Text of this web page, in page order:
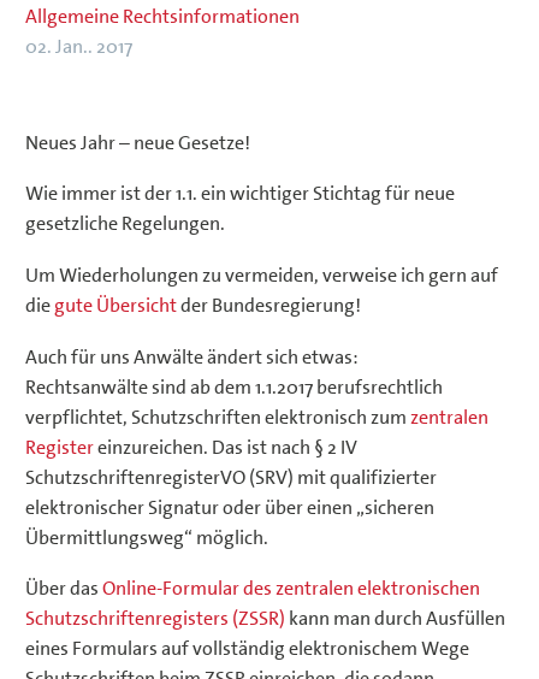
Allgemeine Rechtsinformationen
02. Jan.. 2017
Neues Jahr – neue Gesetze!
Wie immer ist der 1.1. ein wichtiger Stichtag für neue
gesetzliche Regelungen.
Um Wiederholungen zu vermeiden, verweise ich gern auf
diegute Übersichtder Bundesregierung!
Auch für uns Anwälte ändert sich etwas:
Rechtsanwälte sind ab dem 1.1.2017 berufsrechtlich
verpflichtet, Schutzschriften elektronisch zumzentralen
Registereinzureichen. Das ist nach § 2 IV
SchutzschriftenregisterVO (SRV) mit qualifizierter
elektronischer Signatur oder über einen „sicheren
Übermittlungsweg“ möglich.
Über dasOnline-Formular des zentralen elektronischen
Schutzschriftenregisters (ZSSR) kann man durch Ausfüllen
eines Formulars auf vollständig elektronischem Wege